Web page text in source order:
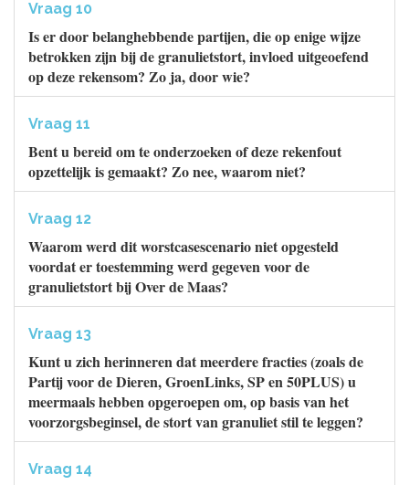
Vraag 10
Is er door belanghebbende partijen, die op enige wijze
betrokken zijn bij de granulietstort, invloed uitgeoefend
op deze rekensom? Zo ja, door wie?
Vraag 11
Bent u bereid om te onderzoeken of deze rekenfout
opzettelijk is gemaakt? Zo nee, waarom niet?
Vraag 12
Waarom werd dit worstcasescenario niet opgesteld
voordat er toestemming werd gegeven voor de
granulietstort bij Over de Maas?
Vraag 13
Kunt u zich herinneren dat meerdere fracties (zoals de
Partij voor de Dieren, GroenLinks, SP en 50PLUS) u
meermaals hebben opgeroepen om, op basis van het
voorzorgsbeginsel, de stort van granuliet stil te leggen?
Vraag 14